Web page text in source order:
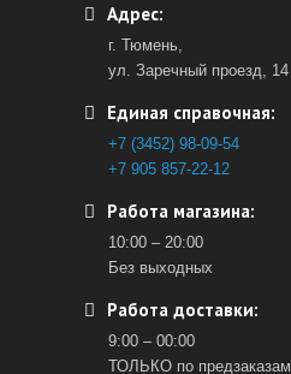
Адрес:
г. Тюмень,
ул. Заречный проезд, 14
Единая справочная:
+7 (3452) 98-09-54
+7 905 857-22-12
Работа магазина:
10:00 – 20:00
Без выходных
Работа доставки:
9:00 – 00:00
ТОЛЬКО по предзаказам